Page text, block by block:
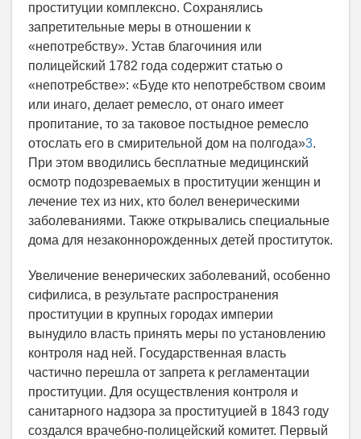
проституции комплексно. Сохранялись
запретительные меры в отношении к
«непотребству». Устав благочиния или
полицейский 1782 года содержит статью о
«непотребстве»: «Буде кто непотребством своим
или инаго, делает ремесло, от онаго имеет
пропитание, то за таковое постыдное ремесло
отослать его в смирительной дом на полгода»3.
При этом вводились бесплатные медицинский
осмотр подозреваемых в проституции женщин и
лечение тех из них, кто болел венерическими
заболеваниями. Также открывались специальные
дома для незаконнорожденных детей проституток.
Увеличение венерических заболеваний, особенно
сифилиса, в результате распространения
проституции в крупных городах империи
вынудило власть принять меры по установлению
контроля над ней. Государственная власть
частично перешла от запрета к регламентации
проституции. Для осуществления контроля и
санитарного надзора за проституцией в 1843 году
создался врачебно-полицейский комитет. Первый